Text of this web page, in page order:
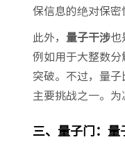
保信息的绝对保密
此外， 量子干涉
例如用于大整数
突破。不过，量
主要挑战之一。
三、量子门：